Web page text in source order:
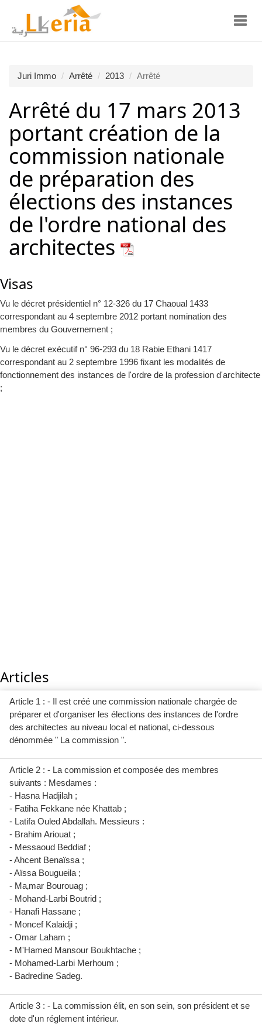
Juri Immo Arrêté 2013 Arrêté
Arrêté du 17 mars 2013
portant création de la
commission nationale
de préparation des
élections des instances
de l'ordre national des
architectes
Visas
Vu le décret présidentiel n° 12-326 du 17 Chaoual 1433
correspondant au 4 septembre 2012 portant nomination des
membres du Gouvernement ;
Vu le décret exécutif n° 96-293 du 18 Rabie Ethani 1417
correspondant au 2 septembre 1996 fixant les modalités de
fonctionnement des instances de l'ordre de la profession d'architecte
;
Articles
Article 1 : - Il est créé une commission nationale chargée de
préparer et d'organiser les élections des instances de l'ordre
des architectes au niveau local et national, ci-dessous
dénommée " La commission ".
Article 2 : - La commission et composée des membres
suivants : Mesdames :
- Hasna Hadjilah ;
- Fatiha Fekkane née Khattab ;
- Latifa Ouled Abdallah. Messieurs :
- Brahim Ariouat ;
- Messaoud Beddiaf ;
- Ahcent Benaïssa ;
- Aïssa Bougueila ;
- Ma‚mar Bourouag ;
- Mohand-Larbi Boutrid ;
- Hanafi Hassane ;
- Moncef Kalaidji ;
- Omar Laham ;
- M'Hamed Mansour Boukhtache ;
- Mohamed-Larbi Merhoum ;
- Badredine Sadeg.
Article 3 : - La commission élit, en son sein, son président et se
dote d'un réglement intérieur.